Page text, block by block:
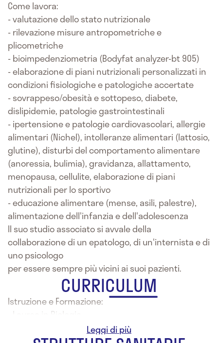
Come lavora:
- valutazione dello stato nutrizionale
- rilevazione misure antropometriche e
plicometriche
- bioimpedenziometria (Bodyfat analyzer-bt 905)
- elaborazione di piani nutrizionali personalizzati in
condizioni fisiologiche e patologiche accertate
- sovrappeso/obesità e sottopeso, diabete,
dislipidemie, patologie gastrointestinali
- ipertensione e patologie cardiovascolari, allergie
alimentari (Nichel), intolleranze alimentari (lattosio,
glutine), disturbi del comportamento alimentare
(anoressia, bulimia), gravidanza, allattamento,
menopausa, cellulite, elaborazione di piani
nutrizionali per lo sportivo
- educazione alimentare (mense, asili, palestre),
alimentazione dell'infanzia e dell'adolescenza
Il suo studio associato si avvale della
collaborazione di un epatologo, di un'internista e di
uno psicologo
per essere sempre più vicini ai suoi pazienti.
CURRICULUM
Istruzione e Formazione:
- Laurea in Biologia
- Specializzazione in Nutrizione